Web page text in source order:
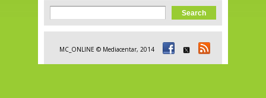
Search form
Search
MC_ONLINE © Mediacentar, 2014